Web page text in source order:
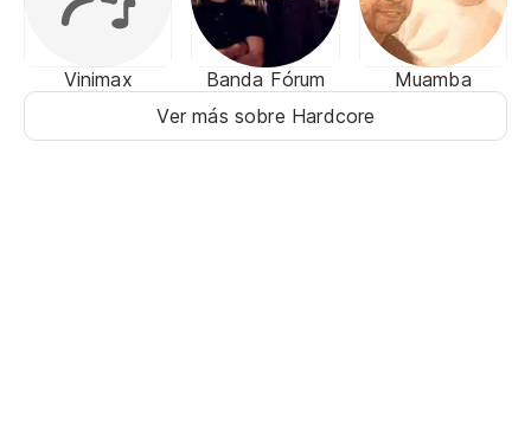
Vinimax Banda Fórum
Muamba
Ver más sobre Hardcore